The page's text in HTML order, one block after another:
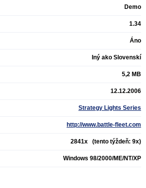
Demo
1.34
Áno
Iný ako Slovenskí
5,2 MB
12.12.2006
Strategy Lights Series
http://www.battle-fleet.com
2841x (tento týždeň: 9x)
Windows 98/2000/ME/NT/XP